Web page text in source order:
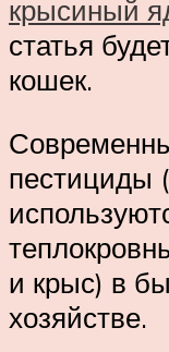
крысиный
статья
кошек.
пестициды
и крыс) в
хозяйстве.